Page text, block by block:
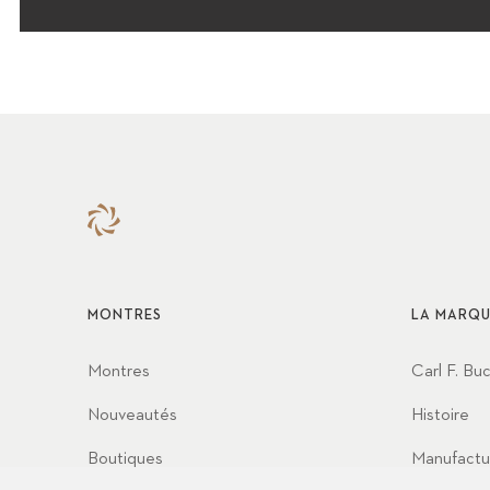
MONTRES
Montres
Nouveautés
Boutiques
LA
Carl F.
Histoire